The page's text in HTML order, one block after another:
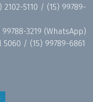
2102-5110 / (15) 99789-
99788-3219 (WhatsApp)
5060 / (15) 99789-6861